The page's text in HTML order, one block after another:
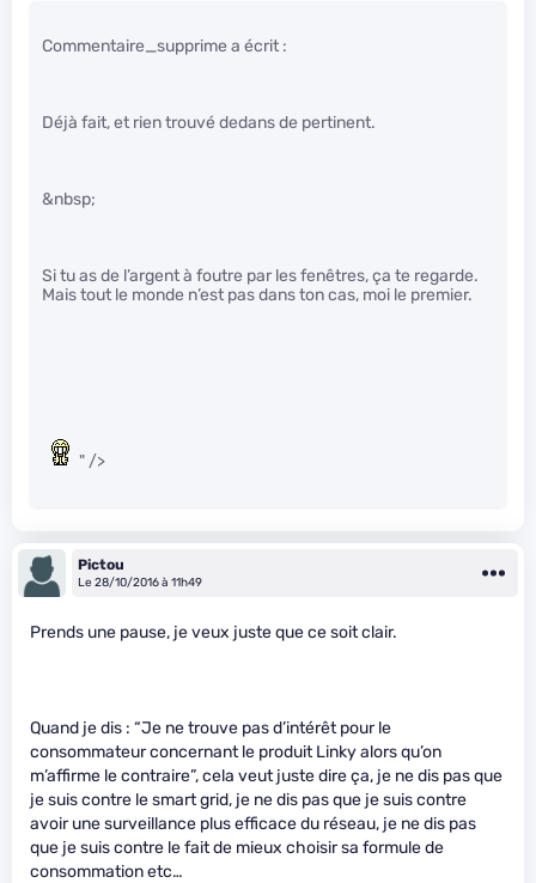
Commentaire_supprime a écrit :
Déjà fait, et rien trouvé dedans de pertinent.
&nbsp;
Si tu as de l’argent à foutre par les fenêtres, ça te regarde.
Mais tout le monde n’est pas dans ton cas, moi le premier.
" />
Pictou
Le 28/10/2016 à 11h49
Prends une pause, je veux juste que ce soit clair.
Quand je dis : “Je ne trouve pas d’intérêt pour le
consommateur concernant le produit Linky alors qu’on
m’affirme le contraire”, cela veut juste dire ça, je ne dis pas que
je suis contre le smart grid, je ne dis pas que je suis contre
avoir une surveillance plus efficace du réseau, je ne dis pas
que je suis contre le fait de mieux choisir sa formule de
consommation etc…